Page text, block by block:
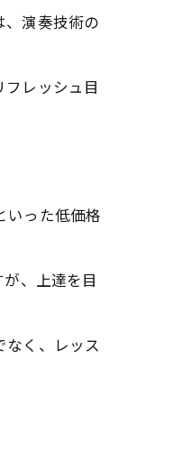
、演奏技術の
レッシュ目
いった低価格
、上達を目
なく、レッス